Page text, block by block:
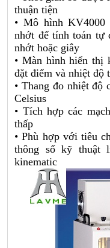
thuận tiện
• Mô hình KV4000
nhớt để tính toán tự
nhớt hoặc giây
• Màn hình hiển thị
đặt điểm và nhiệt độ
• Thang đo nhiệt độ
Celsius
• Tích hợp các
thấp
• Phù hợp với tiêu
thông số kỹ thuật
kinematic